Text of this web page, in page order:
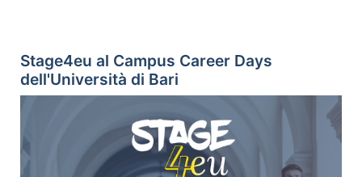
Stage4eu al Campus Career Days
dell'Università di Bari